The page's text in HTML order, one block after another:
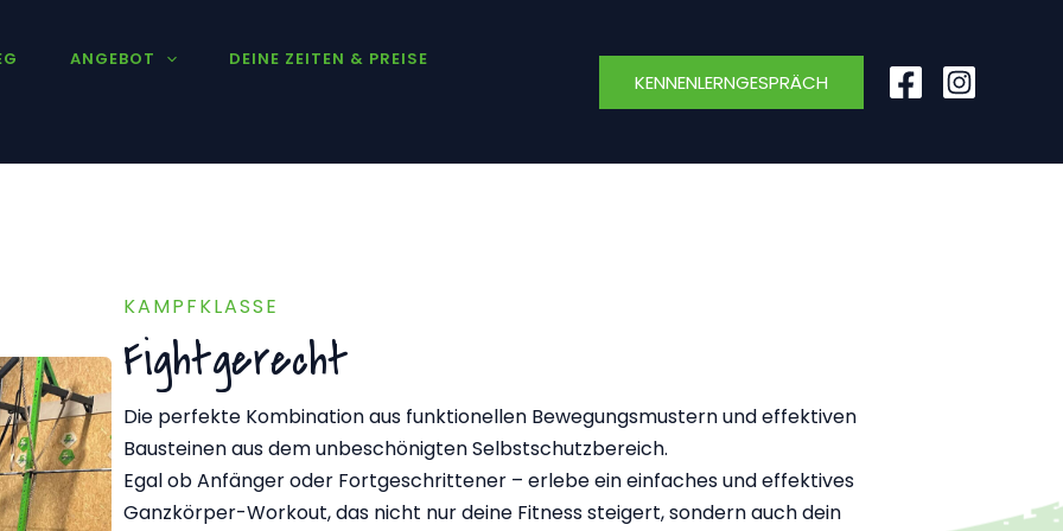
ANGEBOT DEINE ZEITEN & PREISE
KENNENLERNGESPRÄCH
KAMPFKLASSE
Fightgerecht
Die perfekte Kombination aus funktionellen Bewegungsmustern und effektiven
Bausteinen aus dem unbeschönigten Selbstschutzbereich.
Egal ob Anfänger oder Fortgeschrittener – erlebe ein einfaches und effektives
Ganzkörper-Workout, das nicht nur deine Fitness steigert, sondern auch dein